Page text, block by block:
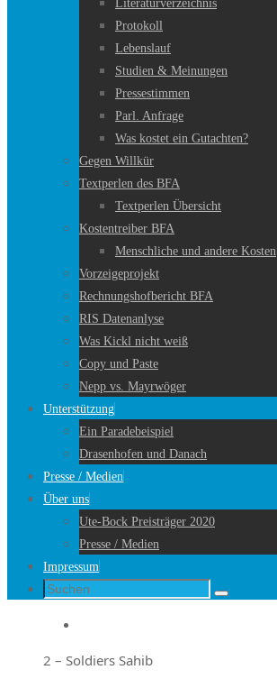
Literaturverzeichnis
Protokoll
Lebenslauf
Studien & Meinungen
Pressestimmen
Parl. Anfrage
Was kostet ein Gutachten?
Gegen Willkür
Textperlen des BFA
Textperlen Übersicht
Kostentreiber BFA
Menschliche und andere Kosten
Vorzeigeprojekt
Rechnungshofbericht BFA
RIS Datenanlyse
Was Kickl nicht weiß
Copy und Paste
Nepp vs. Mayrwöger
Unterstützung
Ein Paradebeispiel
Drasenhofen und Danach
Presse / Medien
Über uns
Ute-Bock Preisträger 2020
Presse / Medien
Impressum
Suche
Suchen
Startseite
2 – Soldiers Sahib